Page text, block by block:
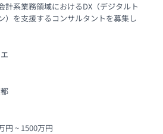
計系業務領域におけるDX（デジタルト
）を支援するコンサルタントを募集し
円 ~ 1500万円